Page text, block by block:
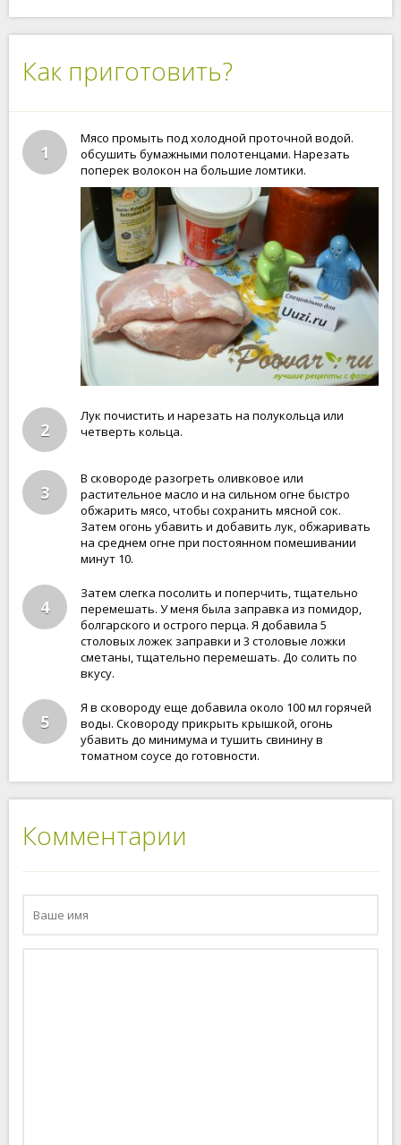
Как приготовить?
1
Мясо промыть под холодной проточной водой.
обсушить бумажными полотенцами. Нарезать
поперек волокон на большие ломтики.
2
Лук почистить и нарезать на полукольца или
четверть кольца.
3
В сковороде разогреть оливковое или
растительное масло и на сильном огне быстро
обжарить мясо, чтобы сохранить мясной сок.
Затем огонь убавить и добавить лук, обжаривать
на среднем огне при постоянном помешивании
минут 10.
4
Затем слегка посолить и поперчить, тщательно
перемешать. У меня была заправка из помидор,
болгарского и острого перца. Я добавила 5
столовых ложек заправки и 3 столовые ложки
сметаны, тщательно перемешать. До солить по
вкусу.
5
Я в сковороду еще добавила около 100 мл горячей
воды. Сковороду прикрыть крышкой, огонь
убавить до минимума и тушить свинину в
томатном соусе до готовности.
Комментарии